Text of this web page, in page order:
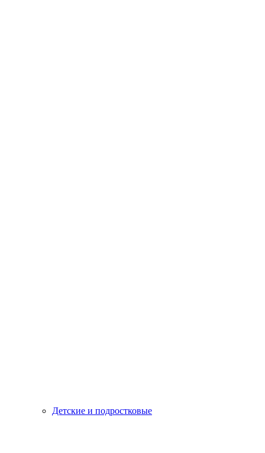
Детские и подростковые